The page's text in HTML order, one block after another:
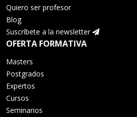
Quiero ser profesor
Blog
Suscríbete a la newsletter
OFERTA FORMATIVA
Masters
Postgrados
Expertos
Cursos
Seminarios